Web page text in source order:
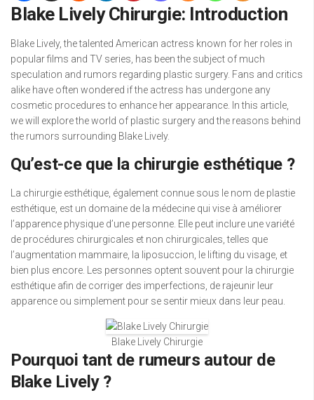
Blake Lively Chirurgie: Introduction
Blake Lively, the talented American actress known for her roles in
popular films and TV series, has been the subject of much
speculation and rumors regarding plastic surgery. Fans and critics
alike have often wondered if the actress has undergone any
cosmetic procedures to enhance her appearance. In this article,
we will explore the world of plastic surgery and the reasons behind
the rumors surrounding Blake Lively.
Qu’est-ce que la chirurgie esthétique ?
La chirurgie esthétique, également connue sous le nom de plastie
esthétique, est un domaine de la médecine qui vise à améliorer
l’apparence physique d’une personne. Elle peut inclure une variété
de procédures chirurgicales et non chirurgicales, telles que
l’augmentation mammaire, la liposuccion, le lifting du visage, et
bien plus encore. Les personnes optent souvent pour la chirurgie
esthétique afin de corriger des imperfections, de rajeunir leur
apparence ou simplement pour se sentir mieux dans leur peau.
Blake Lively Chirurgie
Pourquoi tant de rumeurs autour de
Blake Lively ?